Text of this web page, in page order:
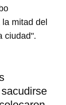
mitad del
ciudad".